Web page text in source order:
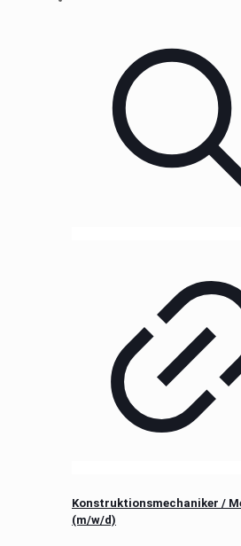
Konstruktionsmechaniker /
(m/w/d)